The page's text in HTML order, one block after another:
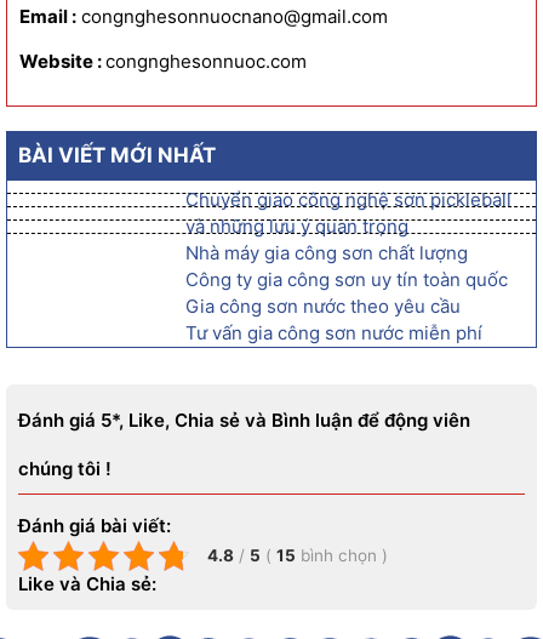
Email : congnghesonnuocnano@gmail.com
Website :congnghesonnuoc.com
BÀI VIẾT MỚI NHẤT
Chuyển giao công nghệ sơn pickleball
và những lưu ý quan trọng
Nhà máy gia công sơn chất lượng
Công ty gia công sơn uy tín toàn quốc
Gia công sơn nước theo yêu cầu
Tư vấn gia công sơn nước miễn phí
Đánh giá 5*, Like, Chia sẻ và Bình luận để động viên
chúng tôi !
Đánh giá bài viết:
4.8 / 5 ( 15 bình chọn )
Like và Chia sẻ: